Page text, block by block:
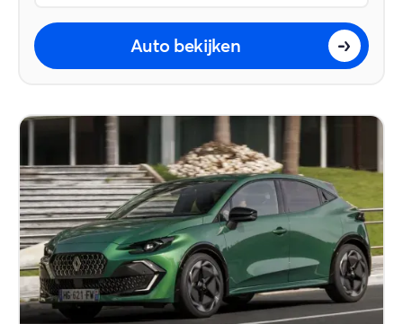
Auto bekijken